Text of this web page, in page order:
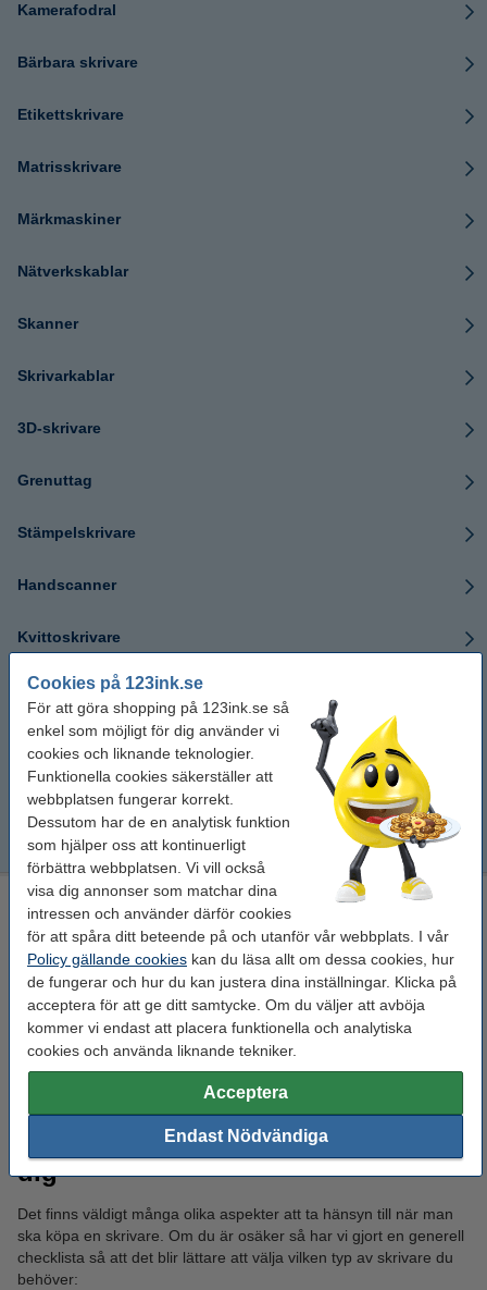
Cookies på 123ink.se
För att göra shopping på 123ink.se så
enkel som möjligt för dig använder vi
cookies och liknande teknologier.
Funktionella cookies säkerställer att
webbplatsen fungerar korrekt.
Dessutom har de en analytisk funktion
som hjälper oss att kontinuerligt
förbättra webbplatsen. Vi vill också
visa dig annonser som matchar dina
intressen och använder därför cookies
för att spåra ditt beteende på och utanför vår webbplats. I vår
Policy gällande cookies kan du läsa allt om dessa cookies, hur
de fungerar och hur du kan justera dina inställningar. Klicka på
acceptera för att ge ditt samtycke. Om du väljer att avböja
kommer vi endast att placera funktionella och analytiska
cookies och använda liknande tekniker.
Acceptera
Endast Nödvändiga
Kamerafodral
Bärbara skrivare
Etikettskrivare
Matrisskrivare
Märkmaskiner
Nätverkskablar
Skanner
Skrivarkablar
3D-skrivare
Grenuttag
Stämpelskrivare
Handscanner
Kvittoskrivare
Storformatsskrivare
Pappersfack
Sublimeringsskrivare
Pantum skrivare
Här hittar du alla billiga skrivare & scanners
Vi har massor av olika typer av billiga skrivare & scanners. Välj
bland en mängd olika bläckstråleskrivare, laserskrivare och
multifunktionsskrivare. Vi har dem allra populäraste skrivarna från
de kändaste varumärkena som HP, Brother, Canon, Epson och
många fler. Oavsett vilken skrivare eller scanner du väljer så
garanterar vi att du får ett mycket bra pris på din skrivare eller
Hitta den bästa skrivaren för just
dig
Det finns väldigt många olika aspekter att ta hänsyn till när man
ska köpa en skrivare. Om du är osäker så har vi gjort en generell
checklista så att det blir lättare att välja vilken typ av skrivare du
behöver: